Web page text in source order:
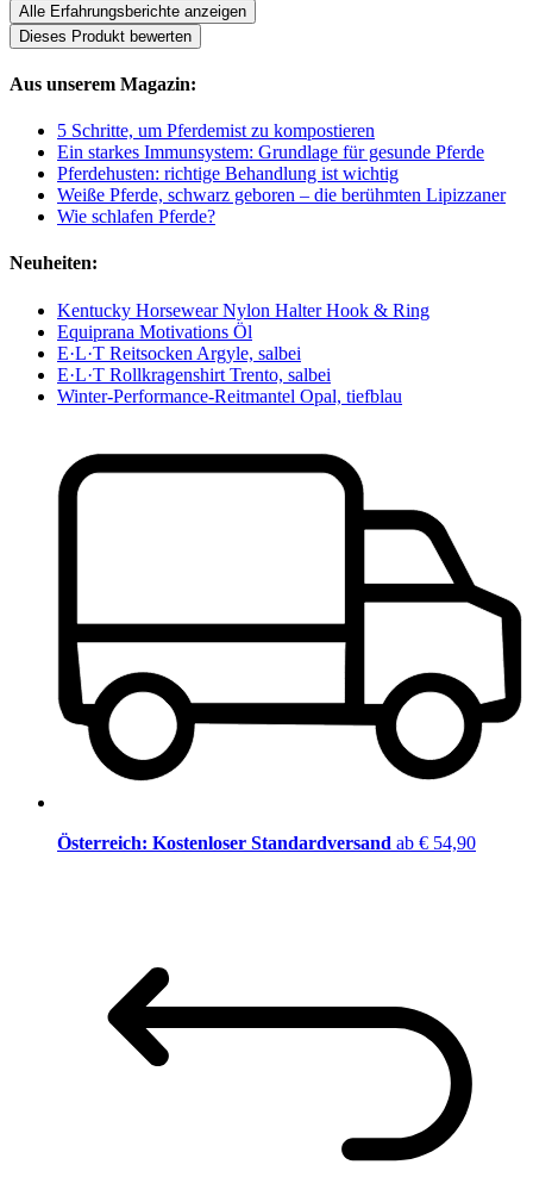
Alle Erfahrungsberichte anzeigen
Dieses Produkt bewerten
Aus unserem Magazin:
5 Schritte, um Pferdemist zu kompostieren
Ein starkes Immunsystem: Grundlage für gesunde Pferde
Pferdehusten: richtige Behandlung ist wichtig
Weiße Pferde, schwarz geboren – die berühmten Lipizzaner
Wie schlafen Pferde?
Neuheiten:
Kentucky Horsewear Nylon Halter Hook & Ring
Equiprana Motivations Öl
E·L·T Reitsocken Argyle, salbei
E·L·T Rollkragenshirt Trento, salbei
Winter-Performance-Reitmantel Opal, tiefblau
Österreich: Kostenloser Standardversand ab € 54,90